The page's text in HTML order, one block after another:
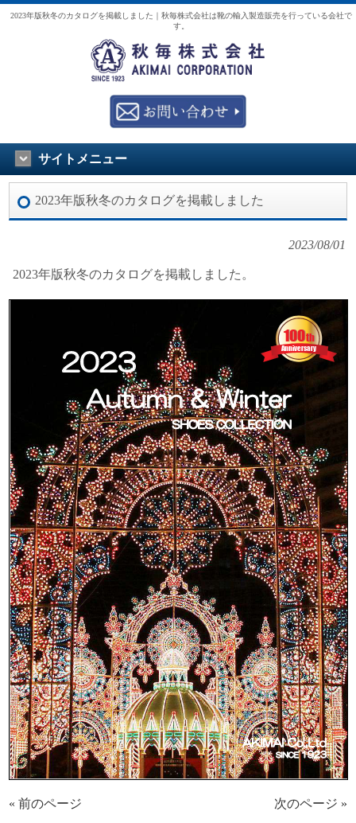
2023年版秋冬のカタログを掲載しました｜秋毎株式会社は靴の輸入製造販売を行っている会社で
す。
サイトメニュー
2023年版秋冬のカタログを掲載しました
2023/08/01
2023年版秋冬のカタログを掲載しました。
« 前のページ 次のページ »